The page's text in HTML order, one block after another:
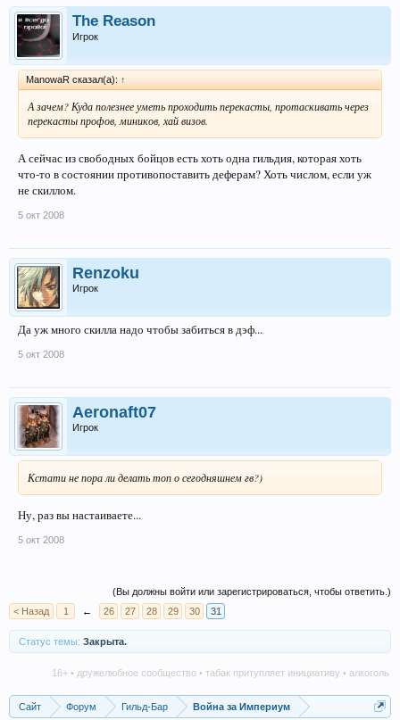
The Reason
Игрок
ManowaR сказал(а): ↑
А зачем? Куда полезнее уметь проходить перекасты, протаскивать через
перекасты профов, миников, хай визов.
А сейчас из свободных бойцов есть хоть одна гильдия, которая хоть
что-то в состоянии противопоставить деферам? Хоть числом, если уж
не скиллом.
5 окт 2008
Renzoku
Игрок
Да уж много скилла надо чтобы забиться в дэф...
5 окт 2008
Aeronaft07
Игрок
Кстати не пора ли делать топ о сегодняшнем гв?)
Ну, раз вы настаиваете...
5 окт 2008
(Вы должны войти или зарегистрироваться, чтобы ответить.)
< Назад
1 ← 26 27 28 29 30 31
Статус темы: Закрыта.
16+ • дружелюбное сообщество • табак притупляет инициативу • алкоголь
Сайт Форум Гильд-Бар Война за Империум